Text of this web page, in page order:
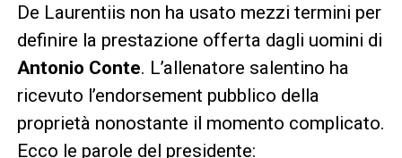
De Laurentiis non ha usato mezzi termini per
definire la prestazione offerta dagli uomini di
Antonio Conte. L’allenatore salentino ha
ricevuto l’endorsement pubblico della
proprietà nonostante il momento complicato.
Ecco le parole del presidente: